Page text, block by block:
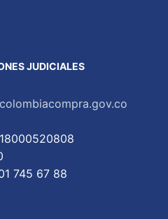
JUDICIALES
745 67 88